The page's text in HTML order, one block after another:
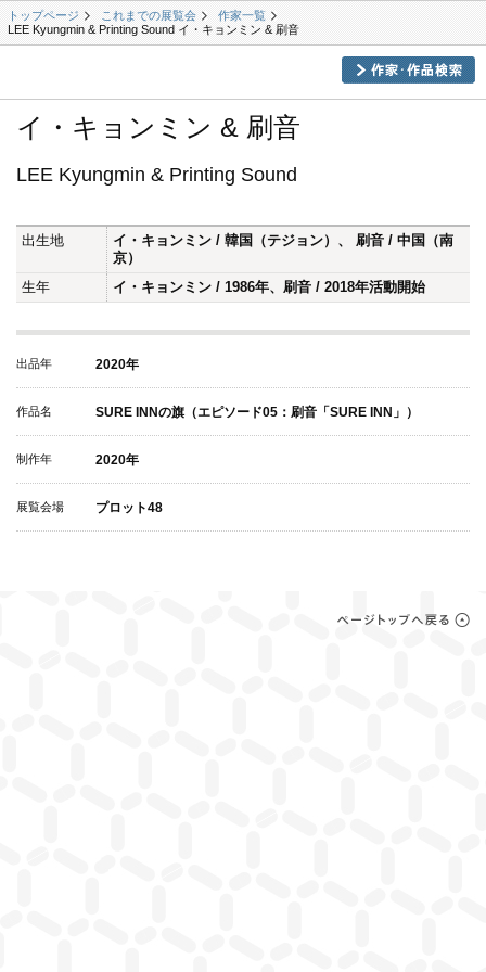
トップページ これまでの展覧会
作家一覧
LEE Kyungmin & Printing Sound イ・キョンミン & 刷音
イ・キョンミン & 刷音
LEE Kyungmin & Printing Sound
出生地
イ・キョンミン / 韓国（テジョン）、 刷音 / 中国（南
京）
生年
イ・キョンミン / 1986年、刷音 / 2018年活動開始
出品年 2020年
作品名 SURE INNの旗（エピソード05：刷音「SURE INN」）
制作年 2020年
展覧会場 プロット48